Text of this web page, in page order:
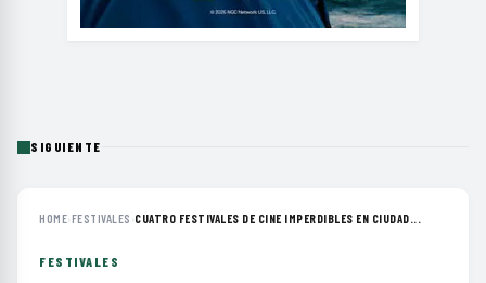
SIGUIENTE
HOME›FESTIVALES ›CUATRO FESTIVALES DE CINE IMPERDIBLES EN CIUDAD...
FESTIVALES